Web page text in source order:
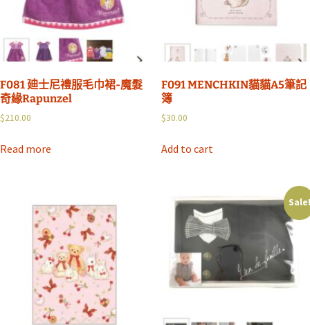
F081 廸士尼禮服毛巾裙-魔髮
奇緣Rapunzel
$210.00
Read more
F091 MENCHKIN貓貓A5筆記
簿
$30.00
Add to cart
Sale!